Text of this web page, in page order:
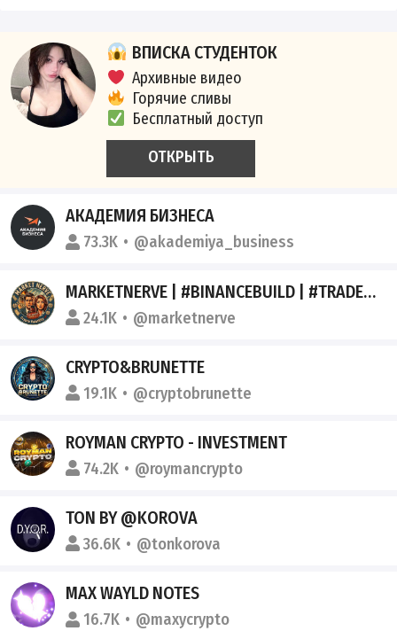
ВПИСКА СТУДЕНТОК
Архивные видео
Горячие сливы
Бесплатный доступ
ОТКРЫТЬ
АКАДЕМИЯ БИЗНЕСА
73.3K @akademiya_business
MARKETNERVE | #BINANCEBUILD | #TRADENTELL | #CRYPTO
24.1K @marketnerve
CRYPTO&BRUNETTE
19.1K @cryptobrunette
ROYMAN CRYPTO - INVESTMENT
74.2K @roymancrypto
TON BY @KOROVA
36.6K @tonkorova
MAX WAYLD NOTES
16.7K @maxycrypto